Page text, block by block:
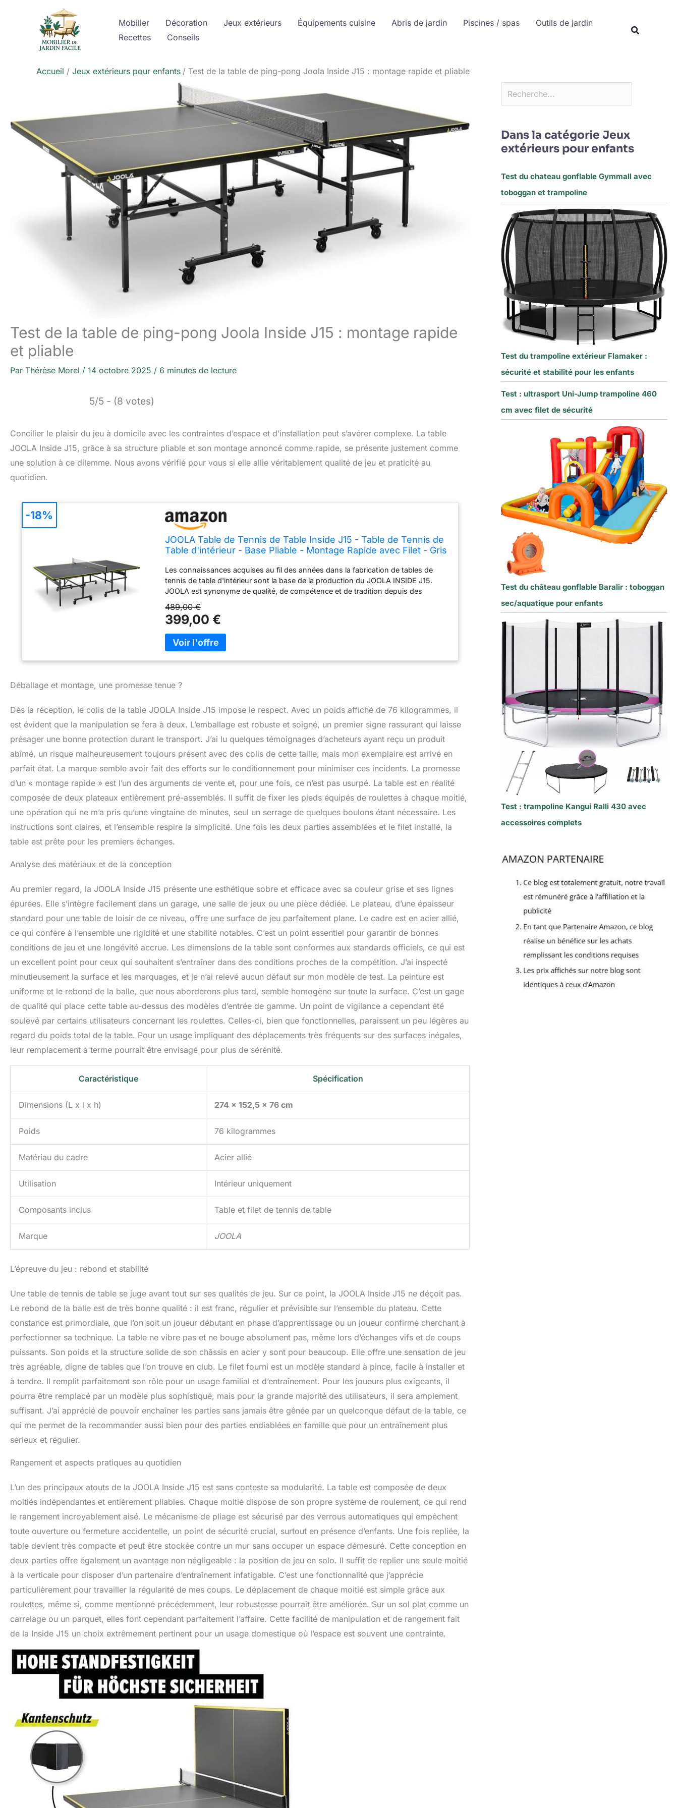
Mobilier Décoration Jeux extérieurs Équipements cuisine Abris de jardin Piscines / spas
Outils de jardin
Recettes
Conseils
Accueil Jeux extérieurs pour enfants Test de la table de ping-pong Joola Inside J15 : montage rapide et pliable
Test de la table de ping-pong Joola Inside J15 : montage rapide
et pliable
Par Thérèse Morel / 14 octobre 2025 / 6 minutes de lecture
5/5 - (8 votes)
Concilier le plaisir du jeu à domicile avec les contraintes d’espace et d’installation peut s’avérer complexe. La table
JOOLA Inside J15, grâce à sa structure pliable et son montage annoncé comme rapide, se présente justement comme
une solution à ce dilemme. Nous avons vérifié pour vous si elle allie véritablement qualité de jeu et praticité au
quotidien.
JOOLA Table de Tennis de Table Inside J15 - Table de Tennis de
Table d'intérieur - Base Pliable - Montage Rapide avec Filet - Gris
Les connaissances acquises au fil des années dans la fabrication de tables de
tennis de table d'intérieur sont la base de la production du JOOLA INSIDE J15.
JOOLA est synonyme de qualité, de compétence et de tradition depuis des
152,5 cm, hauteur 76 cm - La table de tennis de table a une épaisseur de plaque
de 15 mm, ainsi qu'un cadre profilé en métal stable revêtu par pulvérisation de 30
mm Pliable pour économiser de l'espace : grâce au système de transport JOOLA
chaque moitié de la table de tennis de table peut être déplacée individuellement
plaque est possible Double protection anti-basculement : empêche le
de jeu, assurant ainsi une sécurité en particulier pour les enfants Montage rapide :
20 minutes. Un filet de tennis de table de qualité supérieure est inclus dans la
489,00 €
399,00 €
-18%
Déballage et montage, une promesse tenue ?
Dès la réception, le colis de la table JOOLA Inside J15 impose le respect. Avec un poids affiché de 76 kilogrammes, il
est évident que la manipulation se fera à deux. L’emballage est robuste et soigné, un premier signe rassurant qui laisse
présager une bonne protection durant le transport. J’ai lu quelques témoignages d’acheteurs ayant reçu un produit
abîmé, un risque malheureusement toujours présent avec des colis de cette taille, mais mon exemplaire est arrivé en
parfait état. La marque semble avoir fait des efforts sur le conditionnement pour minimiser ces incidents. La promesse
d’un « montage rapide » est l’un des arguments de vente et, pour une fois, ce n’est pas usurpé. La table est en réalité
composée de deux plateaux entièrement pré-assemblés. Il suffit de fixer les pieds équipés de roulettes à chaque moitié,
une opération qui ne m’a pris qu’une vingtaine de minutes, seul un serrage de quelques boulons étant nécessaire. Les
instructions sont claires, et l’ensemble respire la simplicité. Une fois les deux parties assemblées et le filet installé, la
table est prête pour les premiers échanges.
Analyse des matériaux et de la conception
Au premier regard, la JOOLA Inside J15 présente une esthétique sobre et efficace avec sa couleur grise et ses lignes
épurées. Elle s’intègre facilement dans un garage, une salle de jeux ou une pièce dédiée. Le plateau, d’une épaisseur
standard pour une table de loisir de ce niveau, offre une surface de jeu parfaitement plane. Le cadre est en acier allié,
ce qui confère à l’ensemble une rigidité et une stabilité notables. C’est un point essentiel pour garantir de bonnes
conditions de jeu et une longévité accrue. Les dimensions de la table sont conformes aux standards officiels, ce qui est
un excellent point pour ceux qui souhaitent s’entraîner dans des conditions proches de la compétition. J’ai inspecté
minutieusement la surface et les marquages, et je n’ai relevé aucun défaut sur mon modèle de test. La peinture est
uniforme et le rebond de la balle, que nous aborderons plus tard, semble homogène sur toute la surface. C’est un gage
de qualité qui place cette table au-dessus des modèles d’entrée de gamme. Un point de vigilance a cependant été
soulevé par certains utilisateurs concernant les roulettes. Celles-ci, bien que fonctionnelles, paraissent un peu légères au
regard du poids total de la table. Pour un usage impliquant des déplacements très fréquents sur des surfaces inégales,
leur remplacement à terme pourrait être envisagé pour plus de sérénité.
Caractéristique Spécification
Dimensions (L x l x h) 274 x 152,5 x 76 cm
Poids 76 kilogrammes
Matériau du cadre Acier allié
Utilisation Intérieur uniquement
Composants inclus Table et filet de tennis de table
Marque JOOLA
L’épreuve du jeu : rebond et stabilité
Une table de tennis de table se juge avant tout sur ses qualités de jeu. Sur ce point, la JOOLA Inside J15 ne déçoit pas.
Le rebond de la balle est de très bonne qualité : il est franc, régulier et prévisible sur l’ensemble du plateau. Cette
constance est primordiale, que l’on soit un joueur débutant en phase d’apprentissage ou un joueur confirmé cherchant à
perfectionner sa technique. La table ne vibre pas et ne bouge absolument pas, même lors d’échanges vifs et de coups
puissants. Son poids et la structure solide de son châssis en acier y sont pour beaucoup. Elle offre une sensation de jeu
très agréable, digne de tables que l’on trouve en club. Le filet fourni est un modèle standard à pince, facile à installer et
à tendre. Il remplit parfaitement son rôle pour un usage familial et d’entraînement. Pour les joueurs plus exigeants, il
pourra être remplacé par un modèle plus sophistiqué, mais pour la grande majorité des utilisateurs, il sera amplement
suffisant. J’ai apprécié de pouvoir enchaîner les parties sans jamais être gênée par un quelconque défaut de la table, ce
qui me permet de la recommander aussi bien pour des parties endiablées en famille que pour un entraînement plus
sérieux et régulier.
Rangement et aspects pratiques au quotidien
L’un des principaux atouts de la JOOLA Inside J15 est sans conteste sa modularité. La table est composée de deux
moitiés indépendantes et entièrement pliables. Chaque moitié dispose de son propre système de roulement, ce qui rend
le rangement incroyablement aisé. Le mécanisme de pliage est sécurisé par des verrous automatiques qui empêchent
toute ouverture ou fermeture accidentelle, un point de sécurité crucial, surtout en présence d’enfants. Une fois repliée, la
table devient très compacte et peut être stockée contre un mur sans occuper un espace démesuré. Cette conception en
deux parties offre également un avantage non négligeable : la position de jeu en solo. Il suffit de replier une seule moitié
à la verticale pour disposer d’un partenaire d’entraînement infatigable. C’est une fonctionnalité que j’apprécie
particulièrement pour travailler la régularité de mes coups. Le déplacement de chaque moitié est simple grâce aux
roulettes, même si, comme mentionné précédemment, leur robustesse pourrait être améliorée. Sur un sol plat comme un
carrelage ou un parquet, elles font cependant parfaitement l’affaire. Cette facilité de manipulation et de rangement fait
de la Inside J15 un choix extrêmement pertinent pour un usage domestique où l’espace est souvent une contrainte.
Dans la catégorie Jeux
extérieurs pour enfants
Test du chateau gonflable Gymmall avec
toboggan et trampoline
Test du trampoline extérieur Flamaker :
sécurité et stabilité pour les enfants
Test : ultrasport Uni-Jump trampoline 460
cm avec filet de sécurité
Test du château gonflable Baralir : toboggan
sec/aquatique pour enfants
Test : trampoline Kangui Ralli 430 avec
accessoires complets